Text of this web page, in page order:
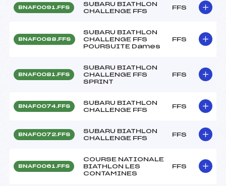
BNAF0091.FFS
SUBARU BIATHLON
CHALLENGE FFS
FFS
BNAF0088.FFS
SUBARU BIATHLON
CHALLENGE FFS
POURSUITE Dames
FFS
BNAF0081.FFS
SUBARU BIATHLON
CHALLENGE FFS
SPRINT
FFS
BNAF0074.FFS
SUBARU BIATHLON
CHALLENGE FFS
FFS
BNAF0072.FFS
SUBARU BIATHLON
CHALLENGE FFS
FFS
BNAF0061.FFS
COURSE NATIONALE
BIATHLON LES
CONTAMINES
FFS